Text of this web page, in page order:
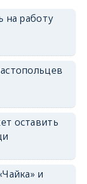
на работу
оставить
и